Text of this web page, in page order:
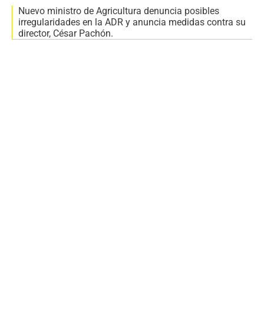
Nuevo ministro de Agricultura denuncia posibles
irregularidades en la ADR y anuncia medidas contra su
director, César Pachón.